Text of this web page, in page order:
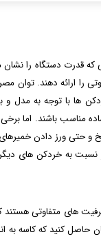
که قدرت دستگاه را
را ارائه دهند.
ها با توجه به مدل و
مناسب باشند. اما
حتی ورز دادن خمیرهای
های متفاوتی هستند